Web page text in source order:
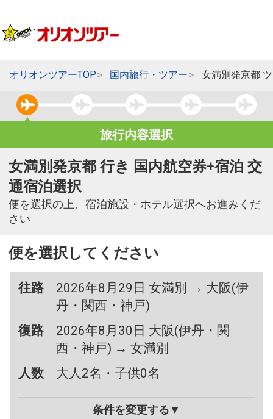
オリオンツアーTOP 国内旅行・ツアー 女満別発京都
旅行内容選択
女満別発京都 行き 国内航空券+宿泊 交
通宿泊選択
便を選択の上、宿泊施設・ホテル選択へお進みくだ
さい
便を選択してください
往路
2026年8月29日 女満別 → 大阪(伊
丹・関西・神戸)
復路
2026年8月30日 大阪(伊丹・関
西・神戸) → 女満別
人数
大人2名・子供0名
条件を変更する▼